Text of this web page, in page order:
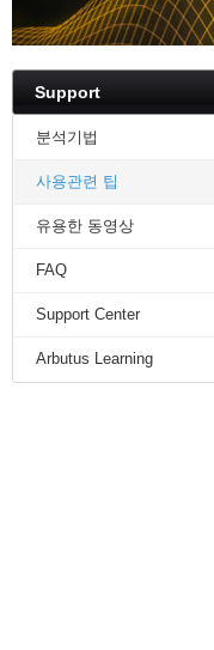
Support
분석기법
사용관련 팁
유용한 동영상
FAQ
Support Center
Arbutus Learning